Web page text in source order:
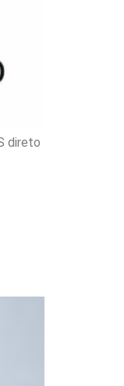
direto